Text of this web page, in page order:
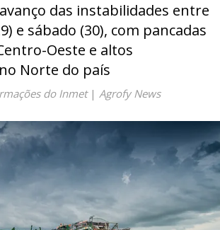
das instabilidades entre
e sábado (30), com pancadas
Oeste e altos
Norte do país
do Inmet| Agrofy News